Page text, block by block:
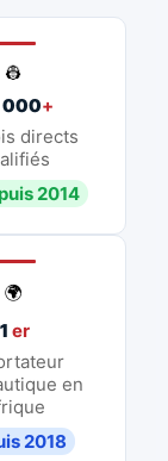
👷
000+
directs
2014
🌍
1 er
en
2018